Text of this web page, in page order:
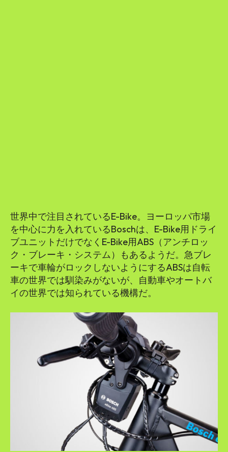
世界中で注目されているE-Bike。ヨーロッパ市場
を中心に力を入れているBoschは、E-Bike用ドライ
ブユニットだけでなくE-Bike用ABS（アンチロッ
ク・ブレーキ・システム）もあるようだ。急ブレ
ーキで車輪がロックしないようにするABSは自転
車の世界では馴染みがないが、自動車やオートバ
イの世界では知られている機構だ。